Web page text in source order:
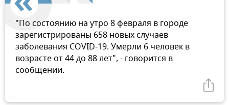
"По состоянию на утро 8 февраля в городе
зарегистрированы 658 новых случаев
заболевания COVID-19. Умерли 6 человек в
возрасте от 44 до 88 лет", - говорится в
сообщении.